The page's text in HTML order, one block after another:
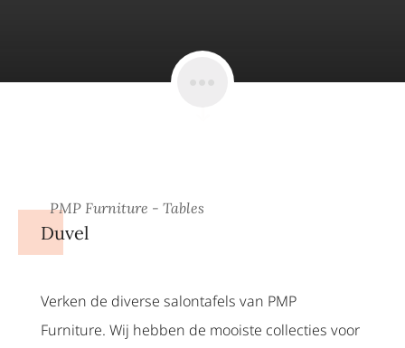
PMP Furniture - Tables
Duvel
Verken de diverse salontafels van PMP
Furniture. Wij hebben de mooiste collecties voor